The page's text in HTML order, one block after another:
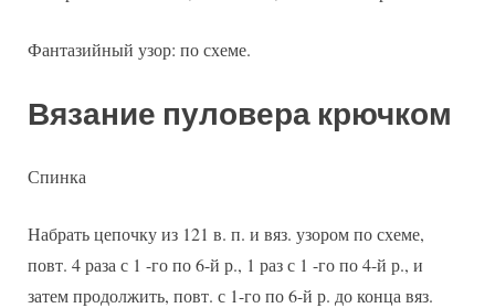
Фантазийный узор: по схеме.
Вязание пуловера крючком
Спинка
Набрать цепочку из 121 в. п. и вяз. узором по схеме,
повт. 4 раза с 1 -го по 6-й р., 1 раз с 1 -го по 4-й р., и
затем продолжить, повт. с 1-го по 6-й р. до конца вяз.